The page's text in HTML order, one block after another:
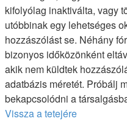
kifolyólag inaktiválta, vagy
utóbbinak egy lehetséges
hozzászólást se. Néhány
bizonyos időközönként
akik nem küldtek
adatbázis méretét. Próbálj
bekapcsolódni a
Vissza a tetejére